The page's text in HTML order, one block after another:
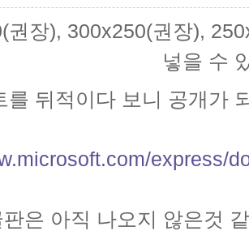
권장), 300x250(권장),
넣을 수
를 뒤적이다 보니 공개가
express/
은 아직 나오지 않은것